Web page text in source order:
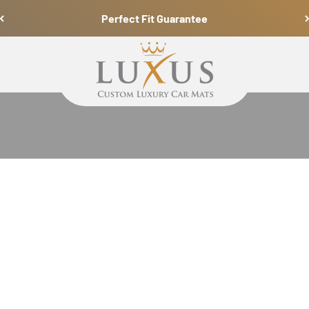
Perfect Fit Guarantee
Luxus Car Mats
Serie exótica Luxus Diamond
Elija entre nuestra selección de Series exóticas
para su automóvil con tecnología láser 3D. Diseñamos la